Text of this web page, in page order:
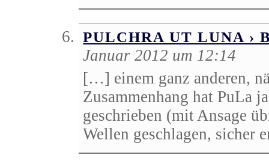
PULCHRA UT LUNA ›
Januar 2012 um 12:14
[…] einem ganz anderen,
Zusammenhang hat PuLa
geschrieben (mit Ansage
Wellen geschlagen, sicher